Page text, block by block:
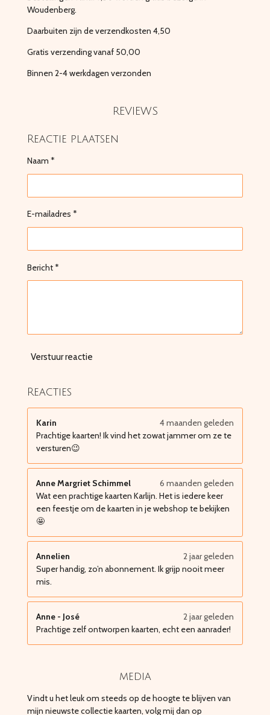
Woudenberg.
Daarbuiten zijn de verzendkosten 4,50
Gratis verzending vanaf 50,00
Binnen 2-4 werkdagen verzonden
REVIEWS
Reactie plaatsen
Naam *
E-mailadres *
Bericht *
Verstuur reactie
Reacties
Karin
4 maanden geleden
Prachtige kaarten! Ik vind het zowat jammer om ze te
versturen😉
Anne Margriet Schimmel
6 maanden geleden
Wat een prachtige kaarten Karlijn. Het is iedere keer
een feestje om de kaarten in je webshop te bekijken
🤩
Annelien
2 jaar geleden
Super handig, zo’n abonnement. Ik grijp nooit meer
mis.
Anne - José
2 jaar geleden
Prachtige zelf ontworpen kaarten, echt een aanrader!
media
Vindt u het leuk om steeds op de hoogte te blijven van
mijn nieuwste collectie kaarten, volg mij dan op